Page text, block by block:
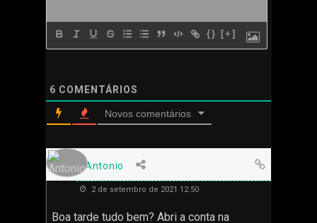
{} [+]
6 COMENTÁRIOS
Novos comentários
Antonio
2 de setembro de 2021 12:50
Boa tarde tudo bem? Abri a conta na